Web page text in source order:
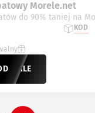
Morele.net
do 90% taniej na
KOD
SALE